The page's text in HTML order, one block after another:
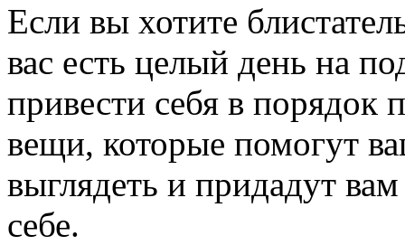
Если вы хотите
вас есть целый день на
привести себя в порядок
вещи, которые помогут
выглядеть и придадут
себе.